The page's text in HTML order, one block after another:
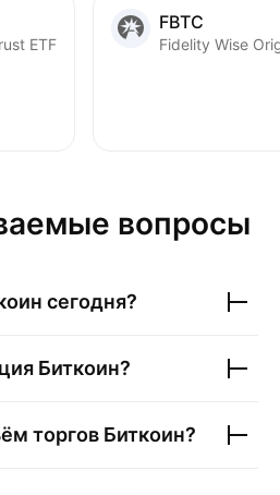
ETF
FBTC
вопросы
сегодня?
Биткоин?
торгов Биткоин?